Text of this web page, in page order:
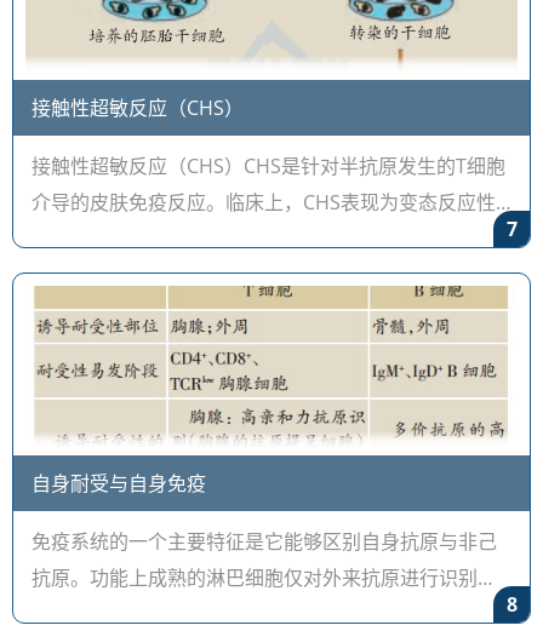
接触性超敏反应（CHS）
接触性超敏反应（CHS）CHS是针对半抗原发生的T细胞
介导的皮肤免疫反应。临床上，CHS表现为变态反应性
（DTH）的原型，然而，最近研究表明CHS
7
自身耐受与自身免疫
免疫系统的一个主要特征是它能够区别自身抗原与非己
抗原。功能上成熟的淋巴细胞仅对外来抗原进行识别与
8